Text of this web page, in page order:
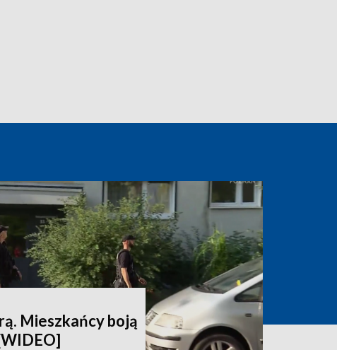
Mieszkańcy boją